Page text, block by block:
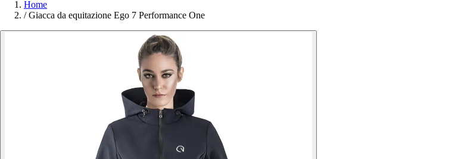
Home
/ Giacca da equitazione Ego 7 Performance One